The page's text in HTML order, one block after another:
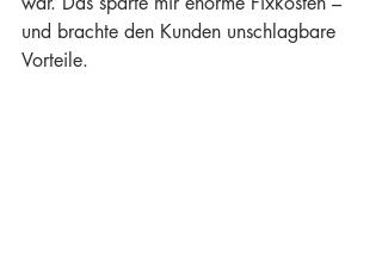
und brachte den Kunden unschlagbare
Vorteile.